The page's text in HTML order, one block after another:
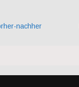
nachher